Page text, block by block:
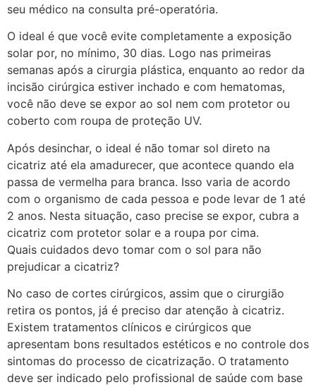
seu médico na consulta pré-operatória.
O ideal é que você evite completamente a exposição
solar por, no mínimo, 30 dias. Logo nas primeiras
semanas após a cirurgia plástica, enquanto ao redor da
incisão cirúrgica estiver inchado e com hematomas,
você não deve se expor ao sol nem com protetor ou
coberto com roupa de proteção UV.
Após desinchar, o ideal é não tomar sol direto na
cicatriz até ela amadurecer, que acontece quando ela
passa de vermelha para branca. Isso varia de acordo
com o organismo de cada pessoa e pode levar de 1 até
2 anos. Nesta situação, caso precise se expor, cubra a
cicatriz com protetor solar e a roupa por cima.
Quais cuidados devo tomar com o sol para não
prejudicar a cicatriz?
No caso de cortes cirúrgicos, assim que o cirurgião
retira os pontos, já é preciso dar atenção à cicatriz.
Existem tratamentos clínicos e cirúrgicos que
apresentam bons resultados estéticos e no controle dos
sintomas do processo de cicatrização. O tratamento
deve ser indicado pelo profissional de saúde com base